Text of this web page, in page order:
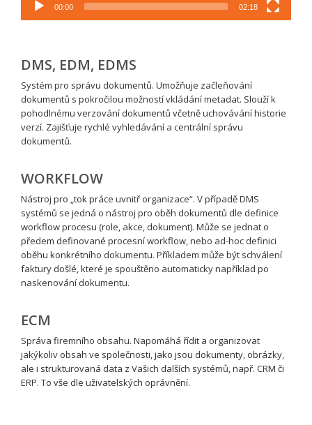
00:00 02:18
DMS, EDM, EDMS
Systém pro správu dokumentů. Umožňuje začleňování
dokumentů s pokročilou možností vkládání metadat. Slouží k
pohodlnému verzování dokumentů včetně uchovávání historie
verzí. Zajišťuje rychlé vyhledávání a centrální správu
dokumentů.
WORKFLOW
Nástroj pro „tok práce uvnitř organizace“. V případě DMS
systémů se jedná o nástroj pro oběh dokumentů dle definice
workflow procesu (role, akce, dokument). Může se jednat o
předem definované procesní workflow, nebo ad-hoc definici
oběhu konkrétního dokumentu. Příkladem může být schválení
faktury došlé, které je spouštěno automaticky například po
naskenování dokumentu.
ECM
Správa firemního obsahu. Napomáhá řídit a organizovat
jakýkoliv obsah ve společnosti, jako jsou dokumenty, obrázky,
ale i strukturovaná data z Vašich dalších systémů, např. CRM či
ERP. To vše dle uživatelských oprávnění.